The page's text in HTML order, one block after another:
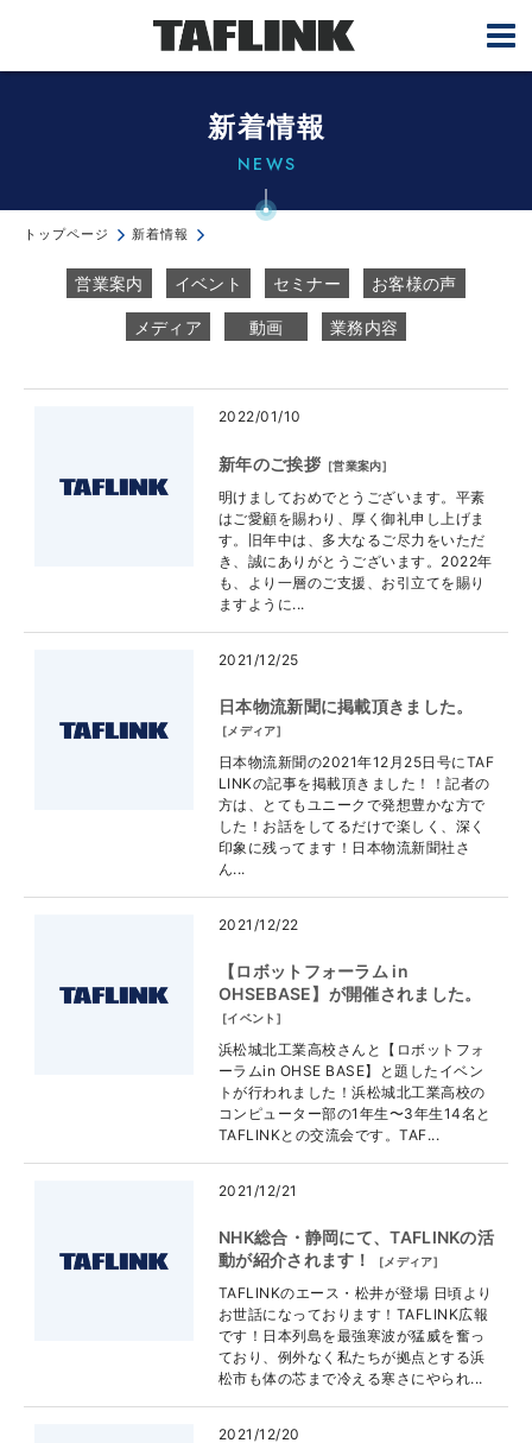
新着情報
NEWS
トップページ 新着情報
営業案内 イベント セミナー お客様の声
メディア 動画 業務内容
2022/01/10
新年のご挨拶 [営業案内]
明けましておめでとうございます。平素
はご愛顧を賜わり、厚く御礼申し上げま
す。旧年中は、多大なるご尽力をいただ
き、誠にありがとうございます。2022年
も、より一層のご支援、お引立てを賜り
ますように...
2021/12/25
日本物流新聞に掲載頂きました。
[ メディア]
日本物流新聞の2021年12月25日号にTAF
LINKの記事を掲載頂きました！！記者の
方は、とてもユニークで発想豊かな方で
した！お話をしてるだけで楽しく、深く
印象に残ってます！日本物流新聞社さ
ん...
2021/12/22
【ロボットフォーラム in
OHSEBASE】が開催されました。
[イベント ]
浜松城北工業高校さんと【ロボットフォ
ーラムin OHSE BASE】と題したイベン
トが行われました！浜松城北工業高校の
コンピューター部の1年生〜3年生14名と
TAFLINKとの交流会です。TAF...
2021/12/21
NHK総合・静岡にて、TAFLINKの活
動が紹介されます！
[ メディア]
TAFLINKのエース・松井が登場 日頃より
お世話になっております！TAFLINK広報
です！日本列島を最強寒波が猛威を奮っ
ており、例外なく私たちが拠点とする浜
松市も体の芯まで冷える寒さにやられ...
2021/12/20